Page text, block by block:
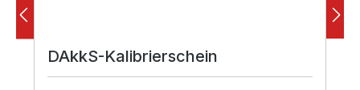
DAkkS-Kalibrierschein